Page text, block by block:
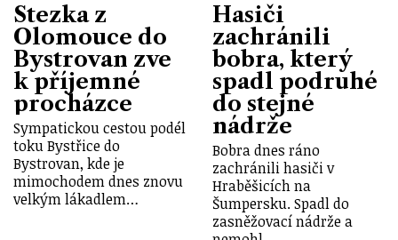
Stezka z
Olomouce do
Bystrovan zve
k příjemné
procházce
Sympatickou cestou podél
toku Bystřice do
Bystrovan, kde je
mimochodem dnes znovu
velkým lákadlem…
Hasiči
zachránili
bobra, který
spadl podruhé
do stejné
nádrže
Bobra dnes ráno
zachránili hasiči v
Hraběšicích na
Šumpersku. Spadl do
zasněžovací nádrže a